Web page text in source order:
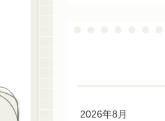
2026年8月